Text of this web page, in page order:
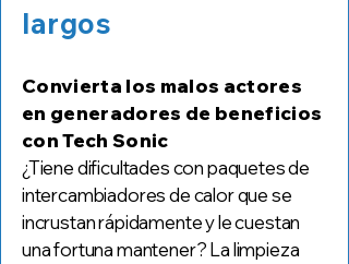
largos
Convierta los malos actores
en generadores de beneficios
con Tech Sonic
¿Tiene dificultades con paquetes de
intercambiadores de calor que se
incrustan rápidamente y le cuestan
una fortuna mantener? La limpieza